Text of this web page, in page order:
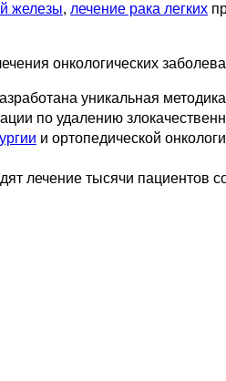
железы, лечение рака легких
онкологических
уникальная
по удалению
и ортопедической
лечение тысячи пациентов